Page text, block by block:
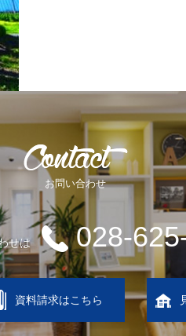
お問い合わせ
わせは 028-
資料請求はこちら